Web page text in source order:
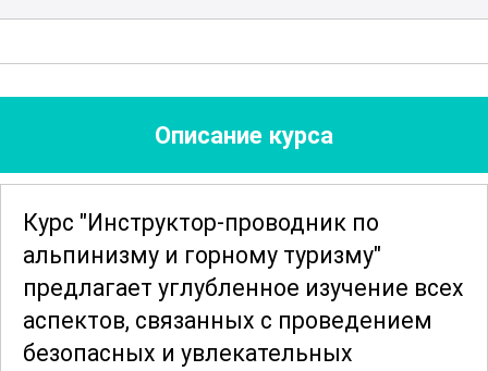
Описание курса
Курс "Инструктор-проводник по
альпинизму и горному туризму"
предлагает углубленное изучение всех
аспектов, связанных с проведением
безопасных и увлекательных